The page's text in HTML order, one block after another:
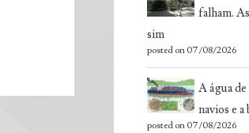
falham.
sim
posted on 07/08/2026
A água
navios e
posted on 07/08/2026